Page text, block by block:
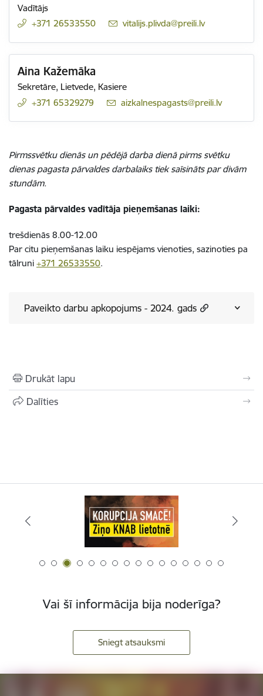
Vadītājs
+371 26533550
E-pasts:
vitalijs.plivda@preili.lv
Aina Kažemāka
Sekretāre, Lietvede, Kasiere
+371 65329279
E-pasts:
aizkalnespagasts@preili.lv
Pirmssvētku dienās un pēdējā darba dienā pirms svētku
dienas pagasta pārvaldes darbalaiks tiek saīsināts par divām
stundām.
Pagasta pārvaldes vadītāja pieņemšanas laiki:
trešdienās 8.00-12.00
Par citu pieņemšanas laiku iespējams vienoties, sazinoties pa
tālruni +371 26533550.
Paveikto darbu apkopojums - 2024. gads
Drukāt lapu
Dalīties
Vai šī informācija bija noderīga?
Sniegt atsauksmi